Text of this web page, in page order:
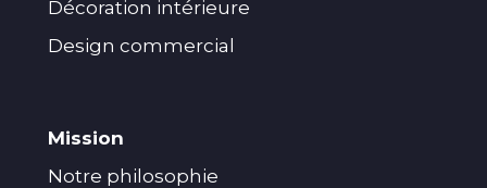
Décoration intérieure
Design commercial
Mission
Notre philosophie